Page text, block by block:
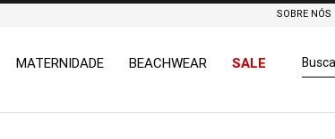
SOBRE NÓS
MATERNIDADE BEACHWEAR SALE Buscar